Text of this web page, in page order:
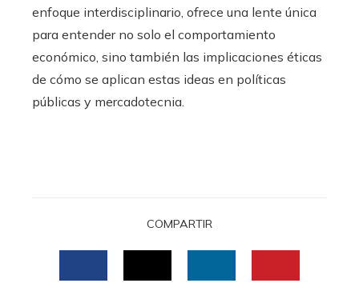
enfoque interdisciplinario, ofrece una lente única
para entender no solo el comportamiento
económico, sino también las implicaciones éticas
de cómo se aplican estas ideas en políticas
públicas y mercadotecnia.
COMPARTIR